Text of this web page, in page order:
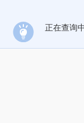
正在查询